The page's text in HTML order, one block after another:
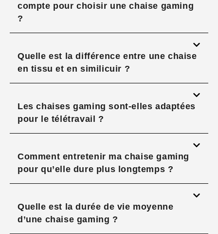
compte pour choisir une chaise gaming
?
Quelle est la différence entre une chaise
en tissu et en similicuir ?
Les chaises gaming sont-elles adaptées
pour le télétravail ?
Comment entretenir ma chaise gaming
pour qu’elle dure plus longtemps ?
Quelle est la durée de vie moyenne
d’une chaise gaming ?